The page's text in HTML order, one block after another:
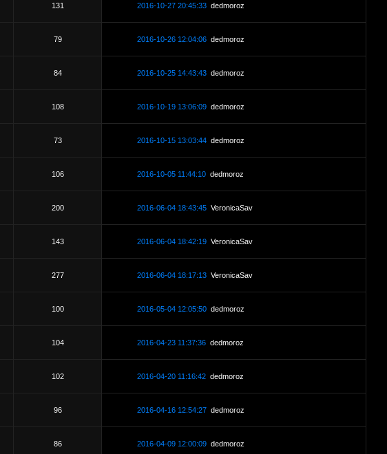
131 2016-10-27 20:45:33 dedmoroz
79 2016-10-26 12:04:06 dedmoroz
84 2016-10-25 14:43:43 dedmoroz
108 2016-10-19 13:06:09 dedmoroz
73 2016-10-15 13:03:44 dedmoroz
106 2016-10-05 11:44:10 dedmoroz
200 2016-06-04 18:43:45 VeronicaSav
143 2016-06-04 18:42:19 VeronicaSav
277 2016-06-04 18:17:13 VeronicaSav
100 2016-05-04 12:05:50 dedmoroz
104 2016-04-23 11:37:36 dedmoroz
102 2016-04-20 11:16:42 dedmoroz
96 2016-04-16 12:54:27 dedmoroz
86 2016-04-09 12:00:09 dedmoroz